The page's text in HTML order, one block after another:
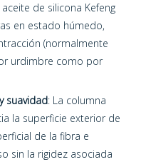
de silicona Kefeng
en estado húmedo,
(normalmente
urdimbre como por
suavidad: La columna
la superficie exterior de
de la fibra e
sin la rigidez asociada